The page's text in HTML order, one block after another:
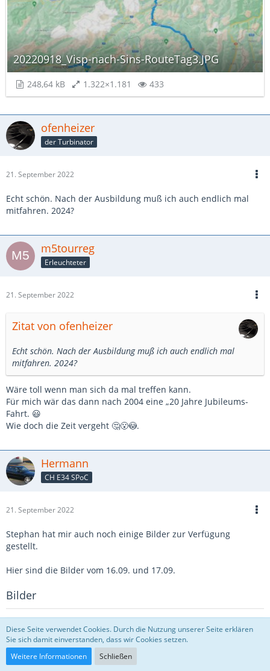
20220918_Visp-nach-Sins-RouteTag3.JPG
248,64 kB 1.322×1.181 433
ofenheizer
der Turbinator
21. September 2022
Echt schön. Nach der Ausbildung muß ich auch endlich mal
mitfahren. 2024?
m5tourreg
Erleuchteter
21. September 2022
Zitat von ofenheizer
Echt schön. Nach der Ausbildung muß ich auch endlich mal
mitfahren. 2024?
Wäre toll wenn man sich da mal treffen kann.
Für mich wär das dann nach 2004 eine „20 Jahre Jubileums-
Fahrt. 😃
Wie doch die Zeit vergeht 🤔😮😳.
Hermann
CH E34 SPoC
21. September 2022
Stephan hat mir auch noch einige Bilder zur Verfügung
gestellt.
Hier sind die Bilder vom 16.09. und 17.09.
Bilder
Diese Seite verwendet Cookies. Durch die Nutzung unserer Seite erklären
Sie sich damit einverstanden, dass wir Cookies setzen.
Weitere Informationen
Schließen